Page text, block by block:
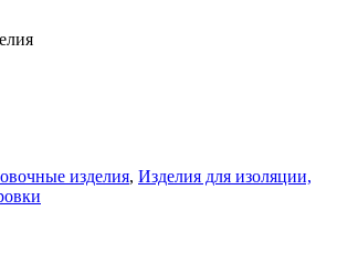
изделия, Изделия для изоляции,